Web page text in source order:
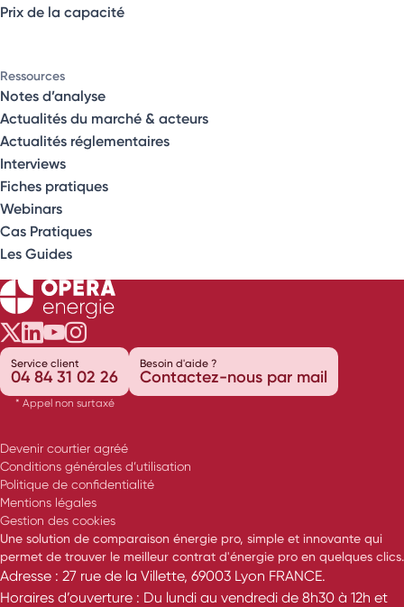
Prix de la capacité
Ressources
Notes d’analyse
Actualités du marché & acteurs
Actualités réglementaires
Interviews
Fiches pratiques
Webinars
Cas Pratiques
Les Guides
Opéra Énergie sur Twitter
Opéra Énergie sur LinkedIn
Opéra Énergie sur Youtube
Opéra Énergie sur Instagram
Service client
04 84 31 02 26
* Appel non surtaxé
Besoin d'aide ?
Contactez-nous par mail
Devenir courtier agréé
Conditions générales d’utilisation
Politique de confidentialité
Mentions légales
Gestion des cookies
Une solution de comparaison énergie pro, simple et innovante qui
permet de trouver le meilleur contrat d'énergie pro en quelques clics.
Adresse : 27 rue de la Villette, 69003 Lyon FRANCE.
Horaires d’ouverture : Du lundi au vendredi de 8h30 à 12h et